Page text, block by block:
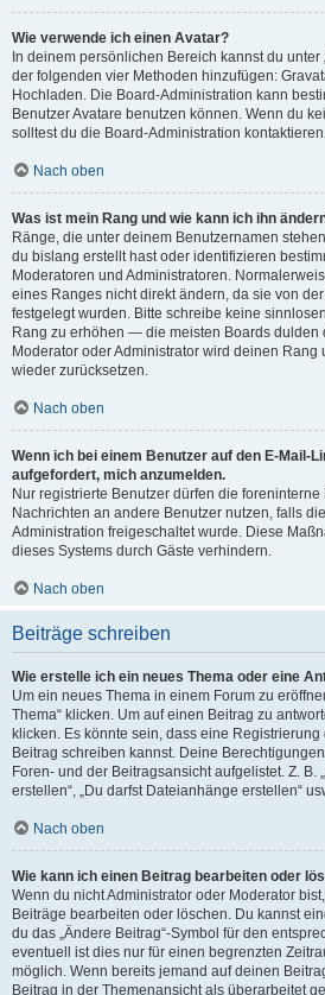
Wie verwende ich einen Avatar?
In deinem persönlichen Bereich kannst du unter
der folgenden vier Methoden hinzufügen:
Hochladen. Die Board-Administration kann
Benutzer Avatare benutzen können. Wenn du
solltest du die Board-Administration
Nach oben
Was ist mein Rang und wie kann ich ihn
Ränge, die unter deinem Benutzernamen
du bislang erstellt hast oder identifizieren
Moderatoren und Administratoren.
eines Ranges nicht direkt ändern, da sie von
festgelegt wurden. Bitte schreibe keine
Rang zu erhöhen — die meisten Boards dulden
Moderator oder Administrator wird deinen Rang
wieder zurücksetzen.
Nach oben
Wenn ich bei einem Benutzer auf den E-Mail-
aufgefordert, mich anzumelden.
Nur registrierte Benutzer dürfen die
Nachrichten an andere Benutzer nutzen, falls
Administration freigeschaltet wurde. Diese
dieses Systems durch Gäste verhindern.
Nach oben
Beiträge schreiben
Wie erstelle ich ein neues Thema oder eine
Um ein neues Thema in einem Forum zu
Thema“ klicken. Um auf einen Beitrag zu
klicken. Es könnte sein, dass eine
Beitrag schreiben kannst. Deine
Foren- und der Beitragsansicht aufgelistet. Z. B.
erstellen“, „Du darfst Dateianhänge erstellen“
Nach oben
Wie kann ich einen Beitrag bearbeiten oder
Wenn du nicht Administrator oder Moderator
Beiträge bearbeiten oder löschen. Du kannst
du das „Ändere Beitrag“-Symbol für den
eventuell ist dies nur für einen begrenzten
möglich. Wenn bereits jemand auf deinen
Beitrag in der Themenansicht als überarbeitet